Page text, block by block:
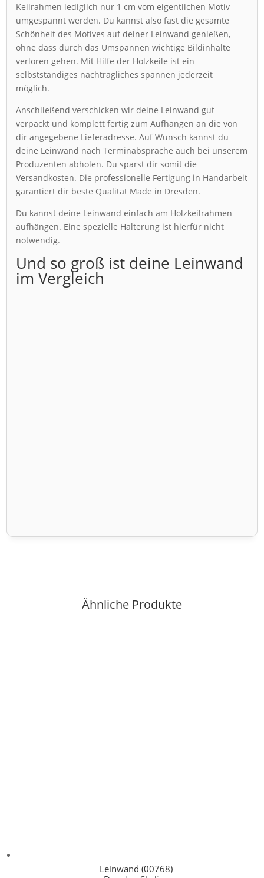
Keilrahmen lediglich nur 1 cm vom eigentlichen Motiv
umgespannt werden. Du kannst also fast die gesamte
Schönheit des Motives auf deiner Leinwand genießen,
ohne dass durch das Umspannen wichtige Bildinhalte
verloren gehen. Mit Hilfe der Holzkeile ist ein
selbstständiges nachträgliches spannen jederzeit
möglich.
Anschließend verschicken wir deine Leinwand gut
verpackt und komplett fertig zum Aufhängen an die von
dir angegebene Lieferadresse. Auf Wunsch kannst du
deine Leinwand nach Terminabsprache auch bei unserem
Produzenten abholen. Du sparst dir somit die
Versandkosten. Die professionelle Fertigung in Handarbeit
garantiert dir beste Qualität Made in Dresden.
Du kannst deine Leinwand einfach am Holzkeilrahmen
aufhängen. Eine spezielle Halterung ist hierfür nicht
notwendig.
Und so groß ist deine Leinwand
im Vergleich
Ähnliche Produkte
Leinwand (00768)